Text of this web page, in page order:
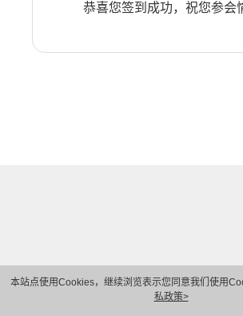
本站点使用Cookies，继续浏览表示您同意我们使用
私政策>
恭喜您签到成功，祝您参会